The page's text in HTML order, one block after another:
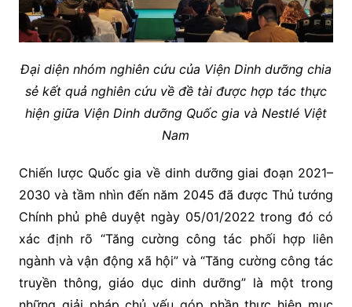
Đại diện nhóm nghiên cứu của Viện Dinh dưỡng chia
sẻ kết quả nghiên cứu về đề tài được hợp tác thực
hiện giữa Viện Dinh dưỡng Quốc gia và Nestlé Việt
Nam
Chiến lược Quốc gia về dinh dưỡng giai đoạn 2021–
2030 và tầm nhìn đến năm 2045 đã được Thủ tướng
Chính phủ phê duyệt ngày 05/01/2022 trong đó có
xác định rõ “Tăng cường công tác phối hợp liên
ngành và vận động xã hội” và “Tăng cường công tác
truyền thông, giáo dục dinh dưỡng” là một trong